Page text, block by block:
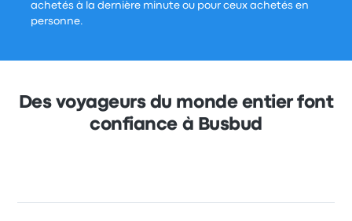
achetés à la dernière minute ou pour ceux achetés en
personne.
Des voyageurs du monde entier font
confiance à Busbud